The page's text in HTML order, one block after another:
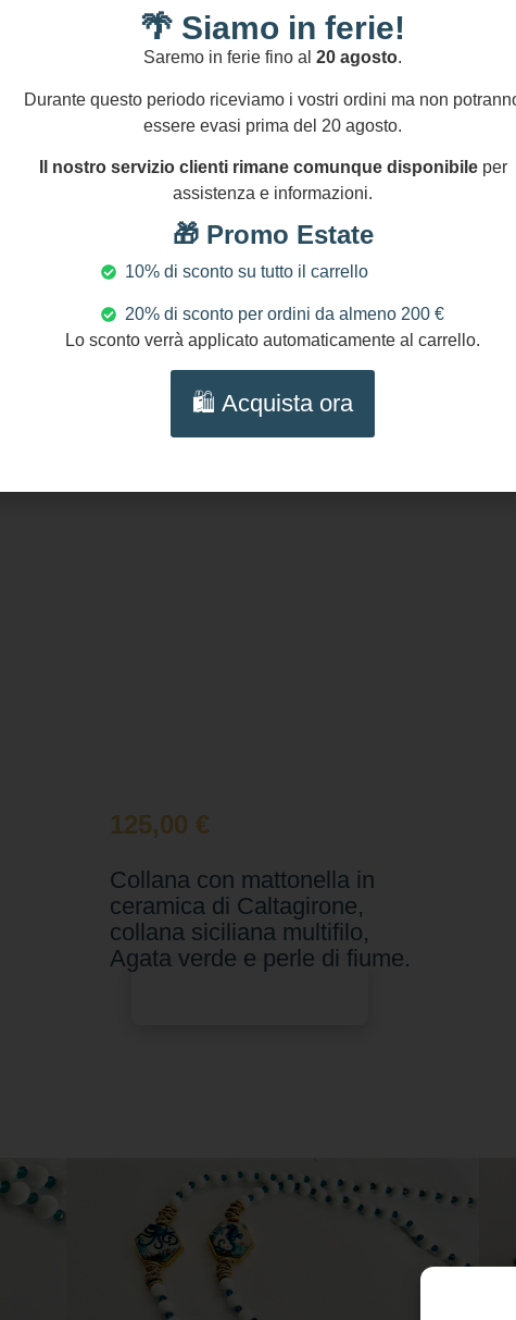
9 disponibili
Aggiungi Al
Aggiungi
Pagamenti Sicuri
Seguici
125,00 €
Collana con mattonella in
ceramica di Caltagirone,
collana siciliana multifilo,
Agata verde e perle di fiume.
🌴 Siamo in ferie!
Saremo in ferie fino al 20 agosto.
Durante questo periodo riceviamo i vostri ordini ma non
essere evasi prima del 20 agosto.
Il nostro servizio clienti rimane comunque disponibileper
assistenza e informazioni.
🎁 Promo Estate
10% di sconto su tutto il carrello
20% di sconto per ordini da almeno 200 €
Lo sconto verrà applicato automaticamente al carrello.
🛍️ Acquista ora